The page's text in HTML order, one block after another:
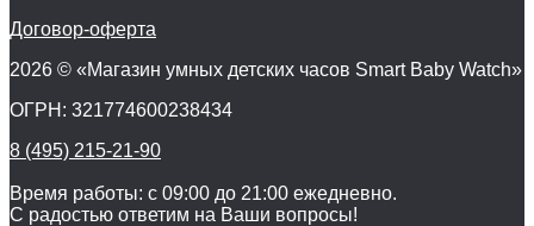
Договор-оферта
2026 © «Магазин умных детских часов Smart Baby Watch»
ОГРН: 321774600238434
8 (495) 215-21-90
Время работы: с 09:00 до 21:00 ежедневно.
С радостью ответим на Ваши вопросы!